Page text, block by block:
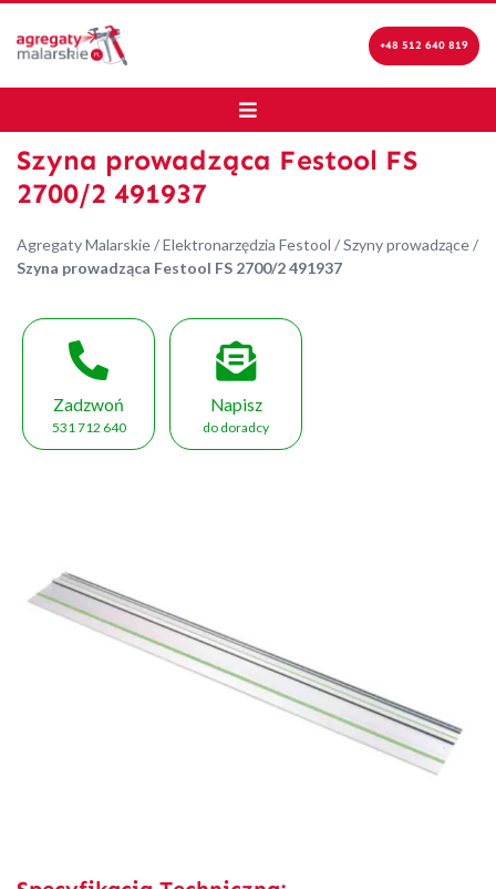
+48 512 640 819
Szyna prowadząca Festool FS
2700/2 491937
Agregaty Malarskie/Elektronarzędzia Festool /Szyny prowadzące/
Szyna prowadząca Festool FS 2700/2 491937
Zadzwoń
531 712 640
Napisz
do doradcy